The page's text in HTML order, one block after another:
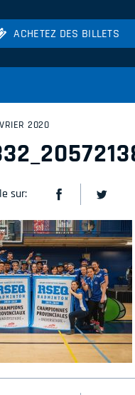
ACHETEZ DES BILLETS
Volleyball
ACHETEZ DES BILLETS
2020
sur: